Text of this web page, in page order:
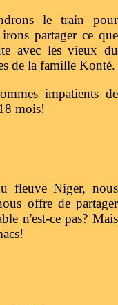
le train pour
partager ce que
avec les vieux du
de la famille Konté.
impatients de
mois!
fleuve Niger, nous
offre de partager
n'est-ce pas? Mais